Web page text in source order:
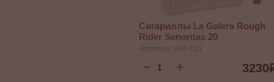
Сигариллы La Galera Rough
Rider Senoritas 20
3230